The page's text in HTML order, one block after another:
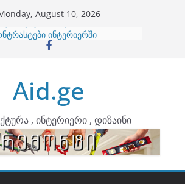
August 10, 2026
გაერთიანება
ინტერიერში
დიზიანი
წარმოგიდგენთ
Aid.ge
, ინტერიერი , დიზაინი